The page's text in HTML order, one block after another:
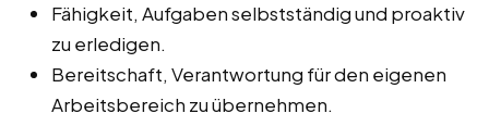
Fähigkeit, Aufgaben selbstständig und proaktiv
zu erledigen.
Bereitschaft, Verantwortung für den eigenen
Arbeitsbereich zu übernehmen.